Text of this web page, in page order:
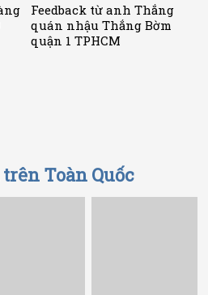
Feedback từ anh Thắng
quán nhậu Thắng Bờm
quận 1 TPHCM
Toàn Quốc